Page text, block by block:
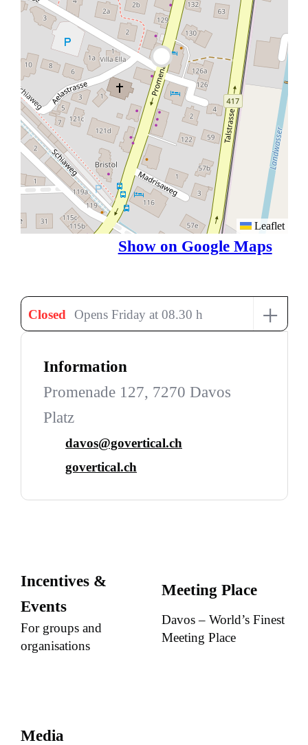
Leaflet
Show on Google Maps
Closed Opens Friday at 08.30 h +
Information
Promenade 127, 7270 Davos
Platz
davos@govertical.ch
govertical.ch
Incentives &
Events
For groups and
organisations
Meeting Place
Davos – World’s Finest
Meeting Place
Media